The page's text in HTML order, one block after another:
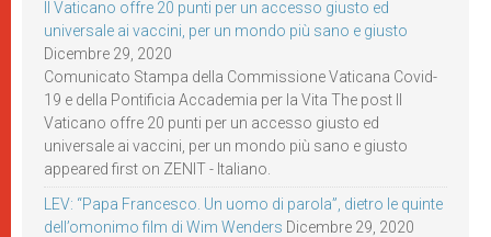
Il Vaticano offre 20 punti per un accesso giusto ed
universale ai vaccini, per un mondo più sano e giusto
Dicembre 29, 2020
Comunicato Stampa della Commissione Vaticana Covid-
19 e della Pontificia Accademia per la Vita The post Il
Vaticano offre 20 punti per un accesso giusto ed
universale ai vaccini, per un mondo più sano e giusto
appeared first on ZENIT - Italiano.
LEV: “Papa Francesco. Un uomo di parola”, dietro le quinte
dell’omonimo film di Wim Wenders Dicembre 29, 2020